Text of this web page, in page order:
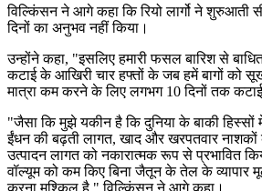
विल्किंसन ने आगे कहा कि रियो लार्गो ने शुरुआती
दिनों का अनुभव नहीं किया।
उन्होंने कहा, "इसलिए हमारी फसल बारिश से
कटाई के आखिरी चार हफ्तों के जब हमें बागों को
मात्रा कम करने के लिए लगभग 10 दिनों तक
"जैसा कि मुझे यकीन है कि दुनिया के बाकी हिस्सों
ईंधन की बढ़ती लागत, खाद और खरपतवार नाशकों
उत्पादन लागत को नकारात्मक रूप से प्रभावित
वॉल्यूम को कम किए बिना जैतून के तेल के व्यापार
करना मुश्किल है," विल्किंसन ने आगे कहा।